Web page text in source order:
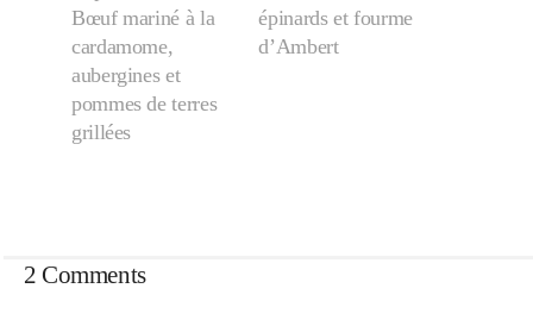
Bœuf mariné à la
cardamome,
aubergines et
pommes de terres
grillées
épinards et fourme
d’Ambert
2 Comments